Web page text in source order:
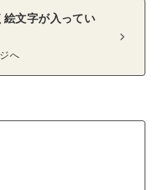
絵文字が入ってい
へ